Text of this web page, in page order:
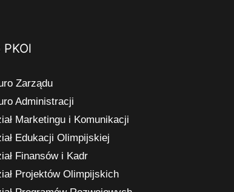
Zarządu
Administracji
Marketingu i Komunikacji
Edukacji Olimpijskiej
Finansów i Kadr
Projektów Olimpijskich